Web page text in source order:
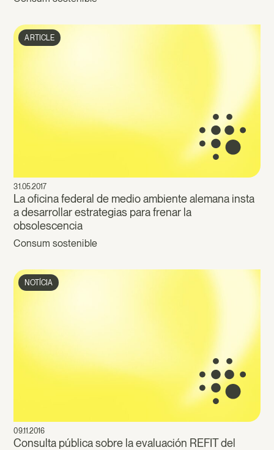
ARTICLE
31.05.2017
La oficina federal de medio ambiente alemana insta
a desarrollar estrategias para frenar la
obsolescencia
Consum sostenible
NOTÍCIA
09.11.2016
Consulta pública sobre la evaluación REFIT del